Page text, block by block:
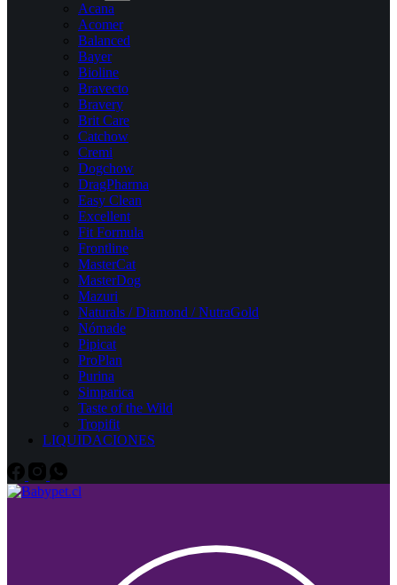
Acana
Acomer
Balanced
Bayer
Bioline
Bravecto
Bravery
Brit Care
Catchow
Cremi
Dogchow
DragPharma
Easy Clean
Excellent
Fit Formula
Frontline
MasterCat
MasterDog
Mazuri
Naturals / Diamond / NutraGold
Nómade
Pipicat
ProPlan
Purina
Simparica
Taste of the Wild
Tropifit
LIQUIDACIONES